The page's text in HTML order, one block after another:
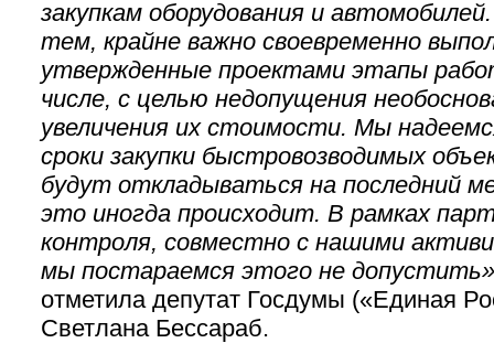
закупкам оборудования и
тем, крайне важно своевременно
утвержденные проектами этапы
числе, с целью недопущения
увеличения их стоимости. Мы
сроки закупки быстровозводимых
будут откладываться на последний
это иногда происходит. В рамках
контроля, совместно с нашими
мы постараемся этого не
отметила депутат Госдумы («Единая
Светлана Бессараб.